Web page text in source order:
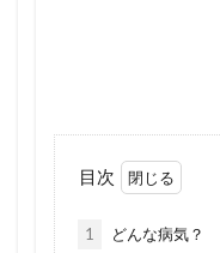
目次
1 どんな病気？